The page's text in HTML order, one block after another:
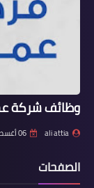
وظائف شركة
ali attia 06 أغسطس 2026
الصفحات